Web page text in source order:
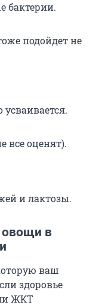
бактерии.
подойдет не
все оценят).
и лактозы.
овощи в
ваш
здоровье
ЖКТ